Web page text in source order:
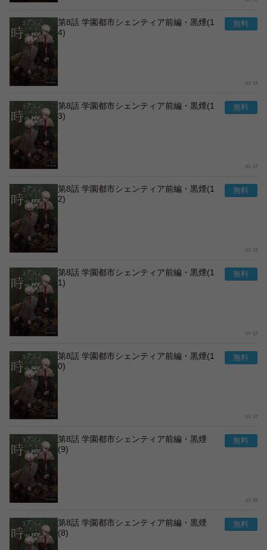
第8話 学園都市シェンティア前編・黒煙(1
4)
13
第8話 学園都市シェンティア前編・黒煙(1
3)
17
第8話 学園都市シェンティア前編・黒煙(1
2)
13
第8話 学園都市シェンティア前編・黒煙(1
1)
17
第8話 学園都市シェンティア前編・黒煙(1
0)
17
第8話 学園都市シェンティア前編・黒煙
(9)
16
第8話 学園都市シェンティア前編・黒煙
(8)